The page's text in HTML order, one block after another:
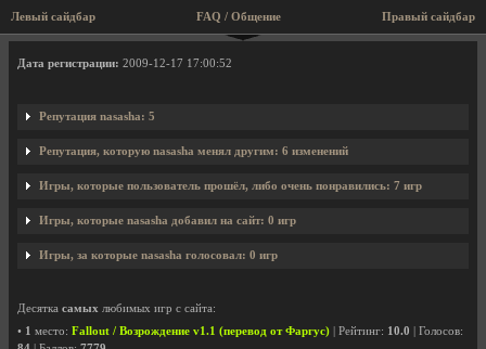
Левый сайдбар Правый сайдбар
FAQ / Общение
Профиль пользователя nasasha
Дата регистрации: 2009-12-17 17:00:52
Репутация nasasha: 5
Репутация, которую nasasha менял другим: 6 изменений
Игры, которые пользователь прошёл, либо очень понравились: 7 игр
Игры, которые nasasha добавил на сайт: 0 игр
Игры, за которые nasasha голосовал: 0 игр
Десятка самых любимых игр с сайта:
• 1 место: Fallout / Возрождение v1.1 (перевод от Фаргус) | Рейтинг: 10.0 | Голосов: